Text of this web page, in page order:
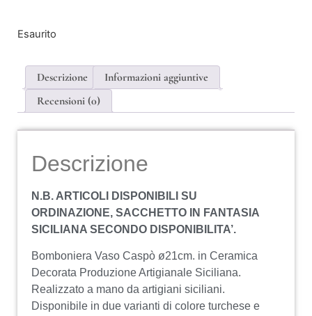
Esaurito
Descrizione
Informazioni aggiuntive
Recensioni (0)
Descrizione
N.B. ARTICOLI DISPONIBILI SU
ORDINAZIONE, SACCHETTO IN FANTASIA
SICILIANA SECONDO DISPONIBILITA’.
Bomboniera Vaso Caspò ø21cm. in Ceramica
Decorata Produzione Artigianale Siciliana.
Realizzato a mano da artigiani siciliani.
Disponibile in due varianti di colore turchese e